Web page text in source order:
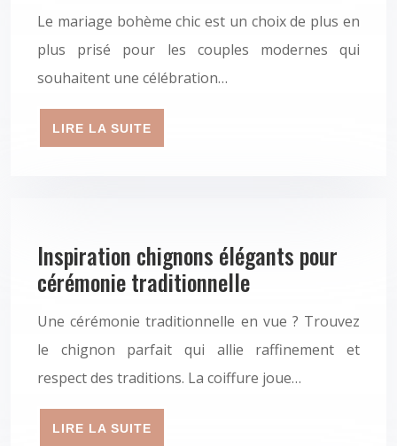
Le mariage bohème chic est un choix de plus en
plus prisé pour les couples modernes qui
souhaitent une célébration…
LIRE LA SUITE
Inspiration chignons élégants pour
cérémonie traditionnelle
Une cérémonie traditionnelle en vue ? Trouvez
le chignon parfait qui allie raffinement et
respect des traditions. La coiffure joue…
LIRE LA SUITE